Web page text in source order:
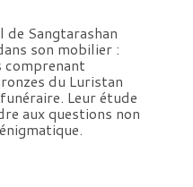
de Sangtarashan
son mobilier :
comprenant
du Luristan
Leur étude
aux questions non